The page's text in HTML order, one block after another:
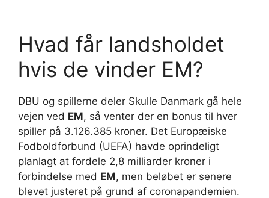
Hvad får landsholdet
hvis de vinder EM?
DBU og spillerne deler Skulle Danmark gå hele
vejen ved EM, så venter der en bonus til hver
spiller på 3.126.385 kroner. Det Europæiske
Fodboldforbund (UEFA) havde oprindeligt
planlagt at fordele 2,8 milliarder kroner i
forbindelse med EM, men beløbet er senere
blevet justeret på grund af coronapandemien.